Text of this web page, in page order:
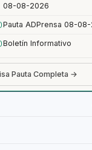
08-08-2026
Pauta ADPrensa 08-
Boletín Informativo
Pauta Completa →